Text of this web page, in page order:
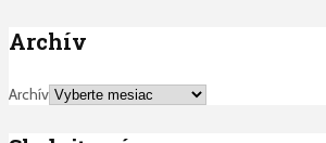
Archív
Archív